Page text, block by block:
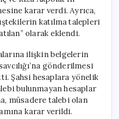
karar verdi. Ayrıca,
katılma talepleri
olarak eklendi.
ilişkin belgelerin
gönderilmesi
Şahsi hesaplara yönelik
bulunmayan hesaplar
müsadere talebi olan
karar verildi.